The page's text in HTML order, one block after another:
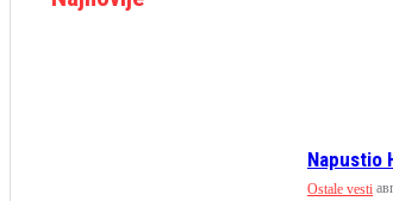
Napustio
Ostale vesti